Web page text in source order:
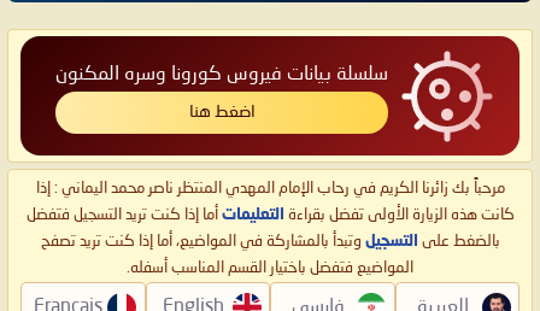
سلسلة بيانات فيروس كورونا وسره المكنون
اضغط هنا
مرحباً بك زائرنا الكريم في رحاب الإمام المهدي المنتظر ناصر محمد اليماني : إذا
كانت هذه الزيارة الأولى تفضل بقراءة التعليمات أما إذا كنت تريد التسجيل فتفضل
بالضغط على التسجيل وتبدأ بالمشاركة في المواضيع، أما إذا كنت تريد تصفح
المواضيع فتفضل باختيار القسم المناسب أسفله.
العربية فارسی English
Français